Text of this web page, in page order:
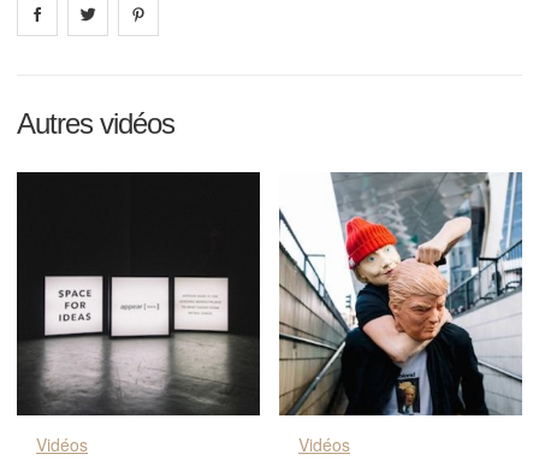
Share on facebook
Share on
Autres vidéos
Vidéos Vidéos